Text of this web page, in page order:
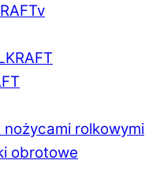
rolkowymi
obrotowe